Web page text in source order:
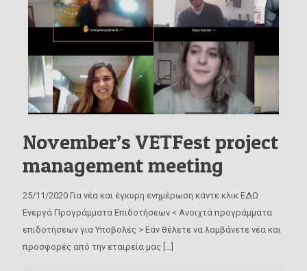
November’s VETFest project
management meeting
25/11/2020 Για νέα και έγκυρη ενημέρωση κάντε κλικ ΕΔΩ
Ενεργά Προγράμματα Επιδοτήσεων < Ανοιχτά προγράμματα
επιδοτήσεων για Υποβολές > Εάν θέλετε να λαμβάνετε νέα και
προσφορές από την εταιρεία μας